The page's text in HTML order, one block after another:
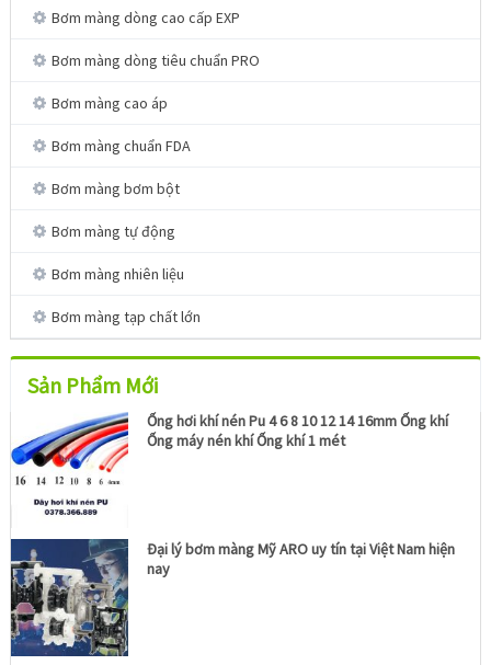
Bơm màng dòng cao cấp EXP
Bơm màng dòng tiêu chuẩn PRO
Bơm màng cao áp
Bơm màng chuẩn FDA
Bơm màng bơm bột
Bơm màng tự động
Bơm màng nhiên liệu
Bơm màng tạp chất lớn
Sản Phẩm Mới
Ống hơi khí nén Pu 4 6 8 10 12 14 16mm Ống khí
Ống máy nén khí Ống khí 1 mét
Đại lý bơm màng Mỹ ARO uy tín tại Việt Nam hiện
nay